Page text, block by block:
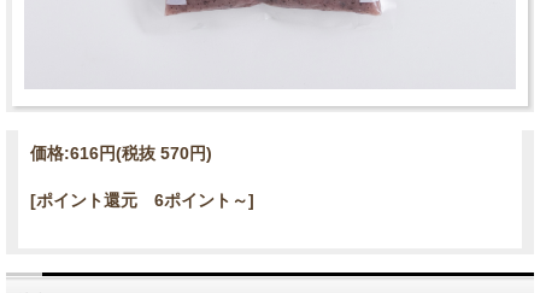
価格:616円(税抜 570円)
[ポイント還元 6ポイント～]